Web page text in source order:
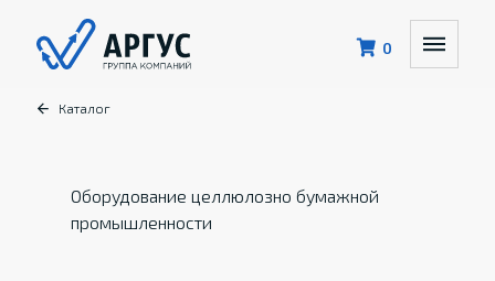
0
Каталог
Оборудование целлюлозно бумажной
промышленности